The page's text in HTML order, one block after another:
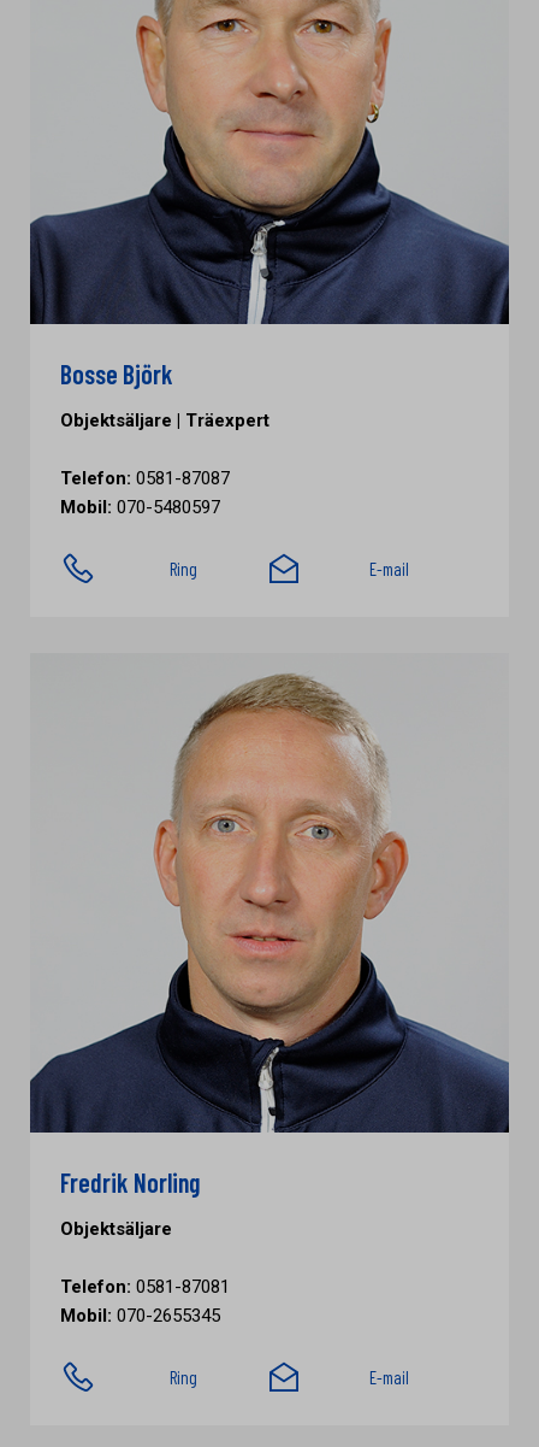
Bosse Björk
Objektsäljare | Träexpert
Telefon: 0581-87087
Mobil: 070-5480597
Ring E-mail
Fredrik Norling
Objektsäljare
Telefon: 0581-87081
Mobil: 070-2655345
Ring E-mail